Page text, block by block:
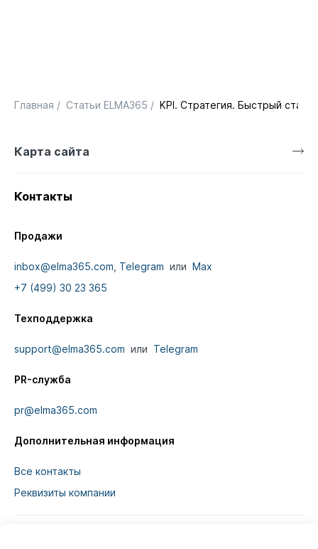
Главная / Статьи ELMA365 / KPI. Стратегия. Быстрый старт
Карта сайта
Контакты
Продажи
inbox@elma365.com Telegram или Max
+7 (499) 30 23 365
Техподдержка
support@elma365.com или Telegram
PR-служба
pr@elma365.com
Дополнительная информация
Все контакты
Реквизиты компании